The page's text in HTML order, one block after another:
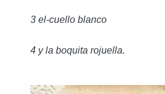
3 el-cuello blanco
4 y la boquita rojuella.